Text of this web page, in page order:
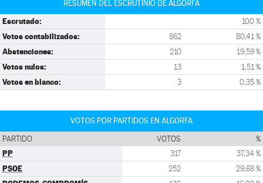
RESUMEN DEL ESCRUTINIO DE ALGORFA
Escrutado: 100 %
Votos contabilizados: 862 80,41 %
Abstenciones: 210 19,59 %
Votos nulos: 13 1,51 %
Votos en blanco: 3 0,35 %
VOTOS POR PARTIDOS EN ALGORFA
PARTIDO VOTOS %
PP 317 37,34 %
PSOE 252 29,68 %